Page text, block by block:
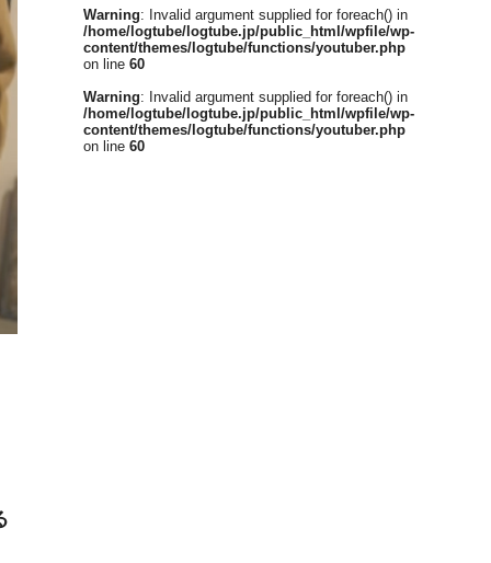
Warning: Invalid argument supplied for foreach() in
/home/logtube/logtube.jp/public_html/wpfile/wp-
content/themes/logtube/functions/youtuber.php
on line 60
Warning: Invalid argument supplied for foreach() in
/home/logtube/logtube.jp/public_html/wpfile/wp-
content/themes/logtube/functions/youtuber.php
on line 60